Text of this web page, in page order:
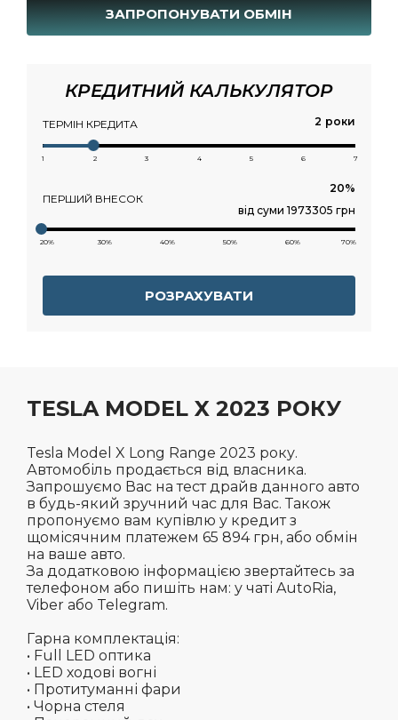
ЗАПРОПОНУВАТИ ОБМІН
КРЕДИТНИЙ КАЛЬКУЛЯТОР
ТЕРМІН КРЕДИТА роки
1 2 3 4 5 6 7
ПЕРШИЙ ВНЕСОК
від суми 1973305 грн
20% 30% 40% 50% 60% 70%
РОЗРАХУВАТИ
TESLA MODEL X 2023 РОКУ
Tesla Model X Long Range 2023 року.
Автомобіль продається від власника.
Запрошуємо Вас на тест драйв данного авто
в будь-який зручний час для Вас. Також
пропонуємо вам купівлю у кредит з
щомісячним платежем 65 894 грн, або обмін
на ваше авто.
За додатковою інформацією звертайтесь за
телефоном або пишіть нам: у чаті AutoRia,
Viber або Telegram.
Гарна комплектація:
• Full LED оптика
• LED ходові вогні
• Протитуманні фари
• Чорна стеля